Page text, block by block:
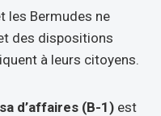
les Bermudes ne
des dispositions
à leurs citoyens.
d’affaires (B-1) est